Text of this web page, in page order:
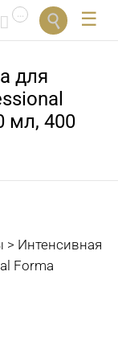
 
для
мл, 400
> Интенсивная
Forma